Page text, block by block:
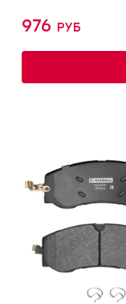
976 руб